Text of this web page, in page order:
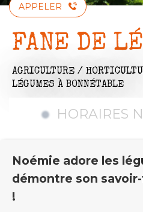
APPELER
FANE DE
AGRICULTURE /
LÉGUMES À BONNÉTABLE
HORAIRES
Noémie adore les
démontre son
!